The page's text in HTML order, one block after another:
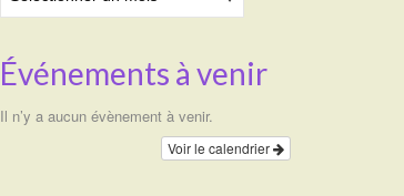
Événements à venir
Il n’y a aucun évènement à venir.
Voir le calendrier